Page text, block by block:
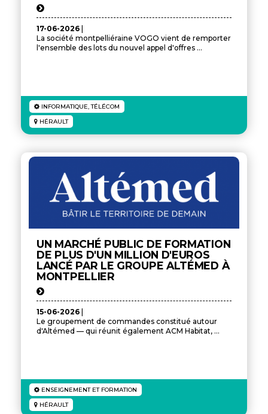
17-06-2026
La société montpelliéraine VOGO vient de remporter
l'ensemble des lots du nouvel appel d'offres ...
INFORMATIQUE, TÉLÉCOM
HÉRAULT
UN MARCHÉ PUBLIC DE FORMATION
DE PLUS D'UN MILLION D'EUROS
LANCÉ PAR LE GROUPE ALTÉMED À
MONTPELLIER
15-06-2026
Le groupement de commandes constitué autour
d'Altémed — qui réunit également ACM Habitat, ...
ENSEIGNEMENT ET FORMATION
HÉRAULT